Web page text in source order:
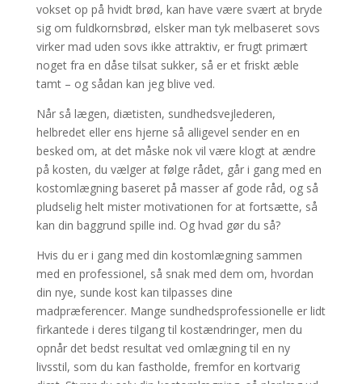
vokset op på hvidt brød, kan have være svært at bryde
sig om fuldkornsbrød, elsker man tyk melbaseret sovs
virker mad uden sovs ikke attraktiv, er frugt primært
noget fra en dåse tilsat sukker, så er et friskt æble
tamt – og sådan kan jeg blive ved.
Når så lægen, diætisten, sundhedsvejlederen,
helbredet eller ens hjerne så alligevel sender en en
besked om, at det måske nok vil være klogt at ændre
på kosten, du vælger at følge rådet, går i gang med en
kostomlægning baseret på masser af gode råd, og så
pludselig helt mister motivationen for at fortsætte, så
kan din baggrund spille ind. Og hvad gør du så?
Hvis du er i gang med din kostomlægning sammen
med en professionel, så snak med dem om, hvordan
din nye, sunde kost kan tilpasses dine
madpræferencer. Mange sundhedsprofessionelle er lidt
firkantede i deres tilgang til kostændringer, men du
opnår det bedst resultat ved omlægning til en ny
livsstil, som du kan fastholde, fremfor en kortvarig